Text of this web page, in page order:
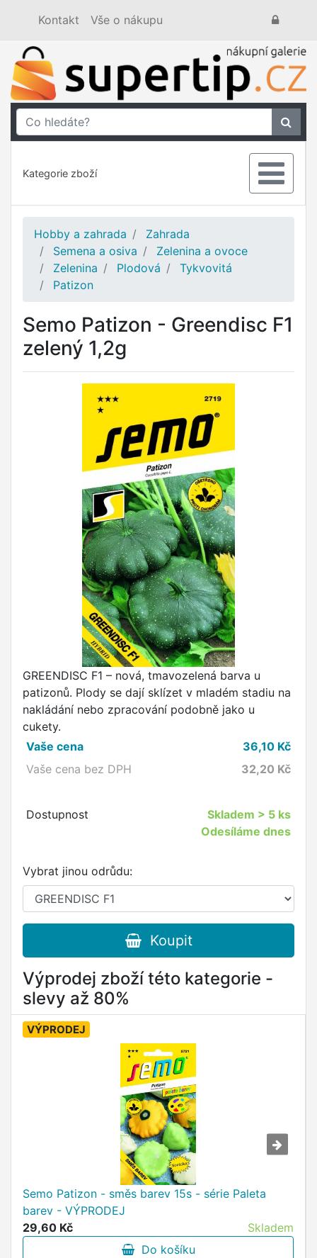
Kontakt Vše o nákupu
Kategorie zboží
Hobby a zahrada
Zahrada
Semena a osiva
Zelenina a ovoce
Zelenina
Plodová
Tykvovitá
Patizon
Semo Patizon - Greendisc F1
zelený 1,2g
GREENDISC F1 – nová, tmavozelená barva u
patizonů. Plody se dají sklízet v mladém stadiu na
nakládání nebo zpracování podobně jako u
cukety.
Vaše cena
36,10 Kč
Vaše cena bez DPH
32,20 Kč
Dostupnost Skladem > 5 ks
Odesíláme dnes
Vybrat jinou odrůdu:
Koupit
Výprodej zboží této kategorie -
slevy až 80%
VÝPRODEJ
Semo Patizon - směs barev 15s - série Paleta
barev - VÝPRODEJ
29,60 Kč
Skladem
Do košíku